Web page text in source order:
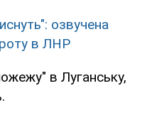
озвучена
в ЛНР
в Луганську,